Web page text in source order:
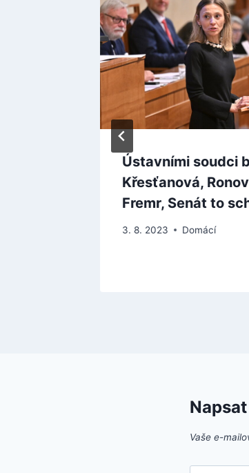
Ústavními soudci
Křesťanová,
Fremr, Senát to
3. 8. 2023 Domácí
Vaše e-